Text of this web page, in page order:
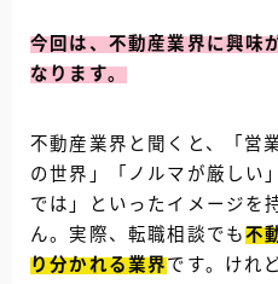
今回は、不動産業界に興味
なります。
不動産業界と聞くと、「営
の世界」「ノルマが厳しい
では」といったイメージを
ん。実際、転職相談でも不
り分かれる業界です。けれ